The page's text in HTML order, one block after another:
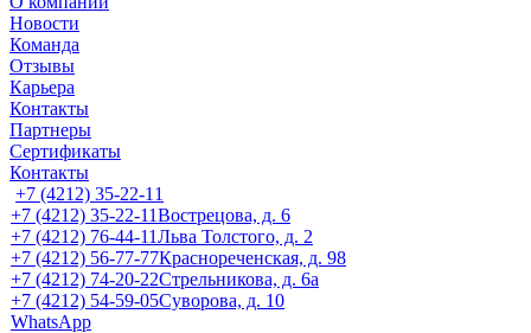
Новости
Команда
Отзывы
Карьера
Контакты
Партнеры
Сертификаты
Контакты
+7 (4212) 35-22-11
+7 (4212) 35-22-11Вострецова, д. 6
+7 (4212) 76-44-11Льва Толстого, д. 2
+7 (4212) 56-77-77Краснореченская, д. 98
+7 (4212) 74-20-22Стрельникова, д. 6а
+7 (4212) 54-59-05Суворова, д. 10
WhatsApp